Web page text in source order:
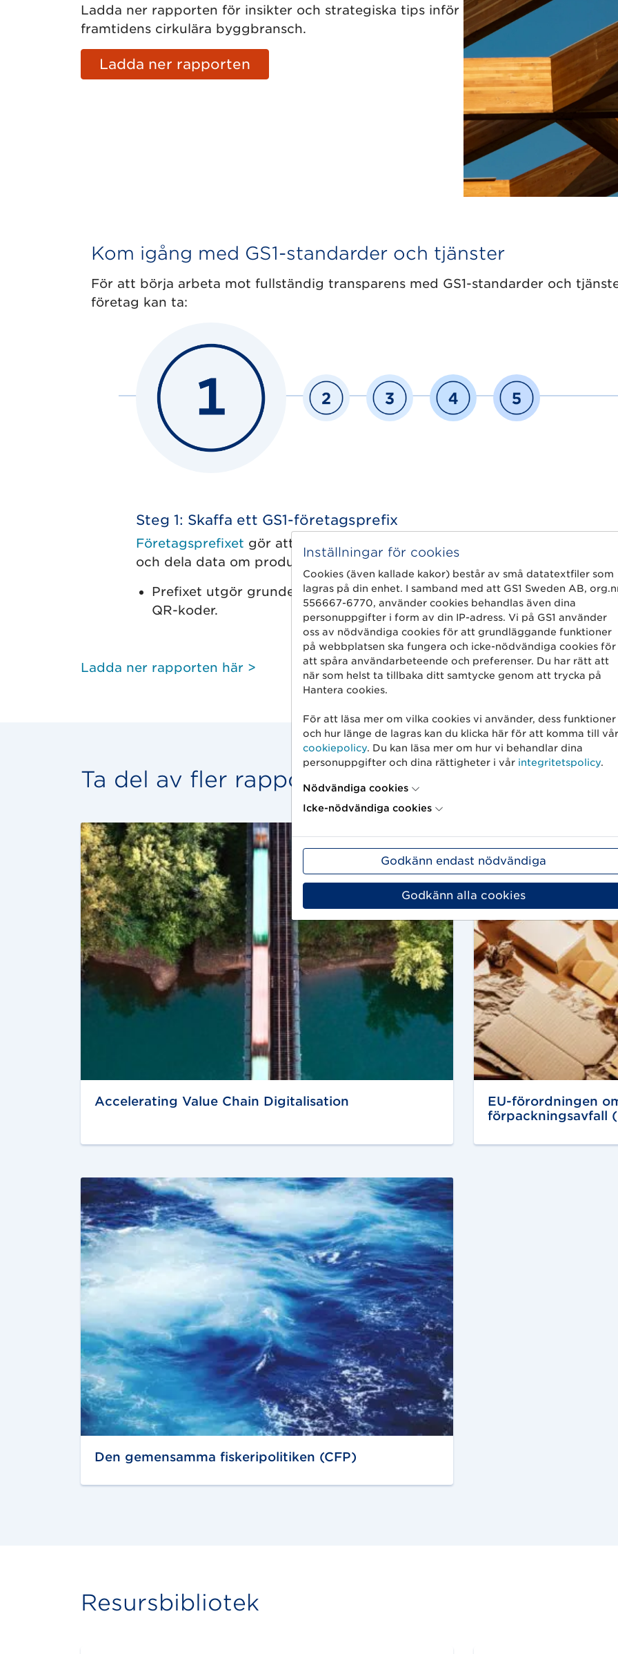
Ladda ner rapporten för insikter och strategiska tips inför
framtidens cirkulära byggbransch.
Ladda ner rapporten
Kom igång med GS1-standarder och tjänster
För att börja arbeta mot fullständig transparens med GS1-standarder och
företag kan ta:
Steg 1: Skaffa ett GS1-företagsprefix
Företagsprefixet gör att du kan använda GS1-standarder för att
och dela data om produkter, platser och paket.
Prefixet utgör grunden för att skapa unika nummer som möjliggör
QR-koder.
Ladda ner rapporten här >
Ta del av fler rapporter
Accelerating Value Chain Digitalisation
EU-förordningen
förpackningsavfall
Den gemensamma fiskeripolitiken (CFP)
Resursbibliotek
Inställningar för cookies
Cookies (även kallade kakor) består av små datatextfiler som
lagras på din enhet. I samband med att GS1 Sweden AB,
556667-6770, använder cookies behandlas även dina
personuppgifter i form av din IP-adress. Vi på GS1 använder
oss av nödvändiga cookies för att grundläggande funktioner
på webbplatsen ska fungera och icke-nödvändiga cookies för
att spåra användarbeteende och preferenser. Du har rätt att
när som helst ta tillbaka ditt samtycke genom att trycka på
Hantera cookies.
För att läsa mer om vilka cookies vi använder, dess funktioner
och hur länge de lagras kan du klicka här för att komma till vår
cookiepolicy. Du kan läsa mer om hur vi behandlar dina
personuppgifter och dina rättigheter i vår integritetspolicy.
Nödvändiga cookies
Icke-nödvändiga cookies
Godkänn endast nödvändiga
Godkänn alla cookies